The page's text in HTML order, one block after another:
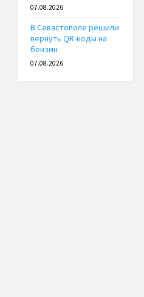
07.08.2026
В Севастополе решили
вернуть QR-коды на
бензин
07.08.2026